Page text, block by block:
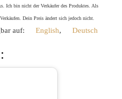
Ich bin nicht der Verkäufer des Produktes. Als
Dein Preis ändert sich jedoch nicht.
auf: English Deutsch